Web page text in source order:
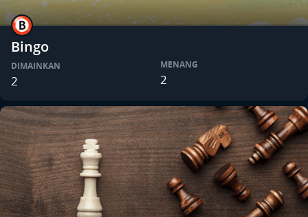
Bingo
DIMAINKAN
2
MENANG
2